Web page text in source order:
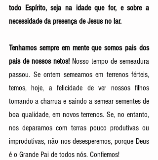
todo Espírito, seja na idade que for, e sobre a
necessidade da presença de Jesus no lar.
Tenhamos sempre em mente que somos pais dos
pais de nossos netos! Nosso tempo de semeadura
passou. Se ontem semeamos em terrenos férteis,
temos, hoje, a felicidade de ver nossos filhos
tomando a charrua e saindo a semear sementes de
boa qualidade, em novos terrenos. Se, no entanto,
nos deparamos com terras pouco produtivas ou
improdutivas, não nos desesperemos, porque Deus
é o Grande Pai de todos nós. Confiemos!